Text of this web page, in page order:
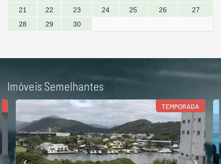
21
22 23 24 25 26
27
28
29 30
Imóveis Semelhantes
TEMPORADA